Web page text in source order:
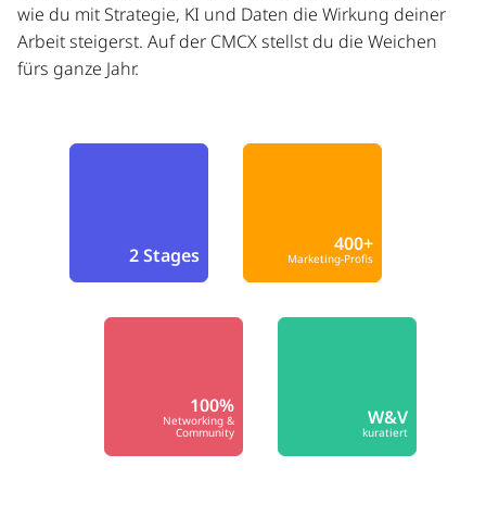
wie du mit Strategie, KI und Daten die Wirkung deiner
Arbeit steigerst. Auf der CMCX stellst du die Weichen
fürs ganze Jahr.
2 Stages 400+
Marketing-Profis
100%
Networking &
Community
W&V
kuratiert